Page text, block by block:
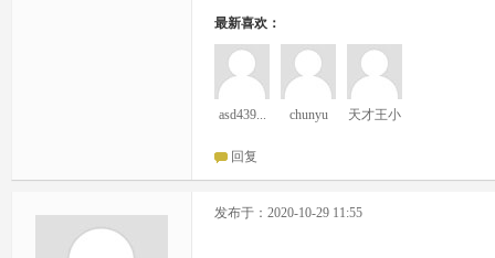
最新喜欢：
asd439... chunyu
天才王小
回复
发布于：2020-10-29 11:55